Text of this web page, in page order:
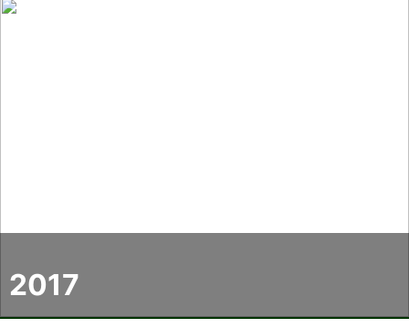
Videos
Mitmachen
2017